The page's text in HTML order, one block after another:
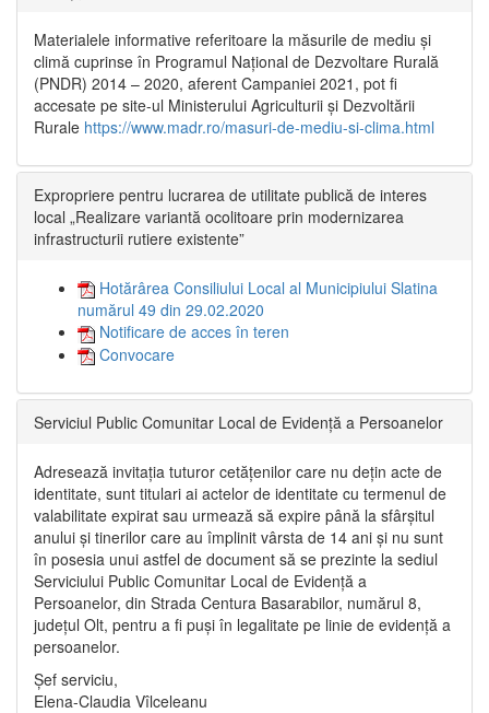
Materialele informative referitoare la măsurile de mediu și
climă cuprinse în Programul Național de Dezvoltare Rurală
(PNDR) 2014 – 2020, aferent Campaniei 2021, pot fi
accesate pe site-ul Ministerului Agriculturii și Dezvoltării
Rurale https://www.madr.ro/masuri-de-mediu-si-clima.html
Expropriere pentru lucrarea de utilitate publică de interes
local „Realizare variantă ocolitoare prin modernizarea
infrastructurii rutiere existente”
Hotărârea Consiliului Local al Municipiului Slatina
numărul 49 din 29.02.2020
Notificare de acces în teren
Convocare
Serviciul Public Comunitar Local de Evidență a Persoanelor
Adresează invitația tuturor cetățenilor care nu dețin acte de
identitate, sunt titulari ai actelor de identitate cu termenul de
valabilitate expirat sau urmează să expire până la sfârșitul
anului și tinerilor care au împlinit vârsta de 14 ani și nu sunt
în posesia unui astfel de document să se prezinte la sediul
Serviciului Public Comunitar Local de Evidență a
Persoanelor, din Strada Centura Basarabilor, numărul 8,
județul Olt, pentru a fi puși în legalitate pe linie de evidență a
persoanelor.
Șef serviciu,
Elena-Claudia Vîlceleanu